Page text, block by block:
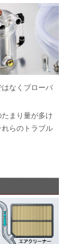
なくブローバ
まり量が多け
らのトラブル